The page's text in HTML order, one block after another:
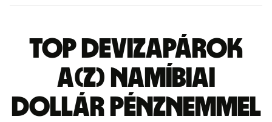
Top devizapárok
a(z) namíbiai
dollár pénznemmel